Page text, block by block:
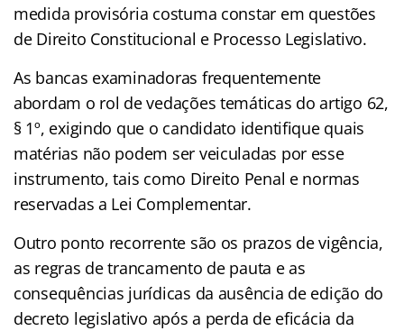
medida provisória costuma constar em questões
de Direito Constitucional e Processo Legislativo.
As bancas examinadoras frequentemente
abordam o rol de vedações temáticas do artigo 62,
§ 1º, exigindo que o candidato identifique quais
matérias não podem ser veiculadas por esse
instrumento, tais como Direito Penal e normas
reservadas a Lei Complementar.
Outro ponto recorrente são os prazos de vigência,
as regras de trancamento de pauta e as
consequências jurídicas da ausência de edição do
decreto legislativo após a perda de eficácia da